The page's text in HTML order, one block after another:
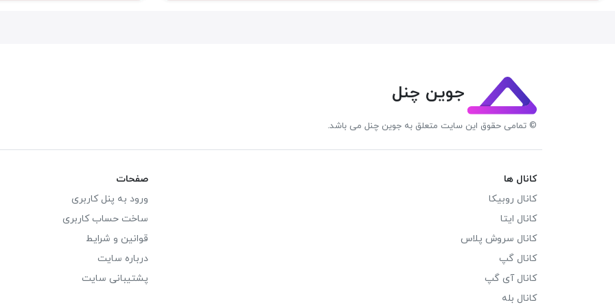
جوین چنل
© تمامی حقوق این سایت متعلق به جوین چنل می باشد.
کانال ها
کانال روبیکا
کانال ایتا
کانال سروش پلاس
کانال گپ
کانال آی گپ
کانال بله
صفحات
ورود به پنل کاربری
ساخت حساب کاربری
قوانین و شرایط
درباره سایت
پشتیبانی سایت